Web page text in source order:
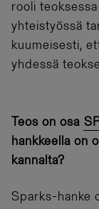
rooli
yhteistyössä
kuumeisesti,
yhdessä
Teos on osa
hankkeella on
kannalta?
Sparks-hanke